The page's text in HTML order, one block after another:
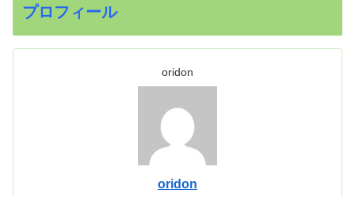
プロフィール
oridon
oridon